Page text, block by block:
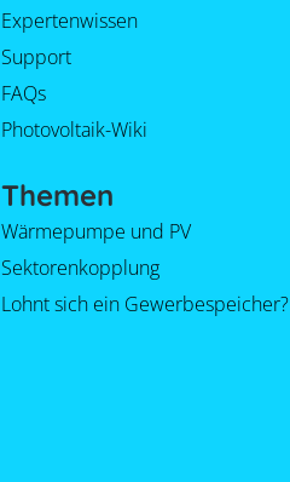
Expertenwissen
Support
FAQs
Photovoltaik-Wiki
Themen
Wärmepumpe und PV
Sektorenkopplung
Lohnt sich ein Gewerbespeicher?